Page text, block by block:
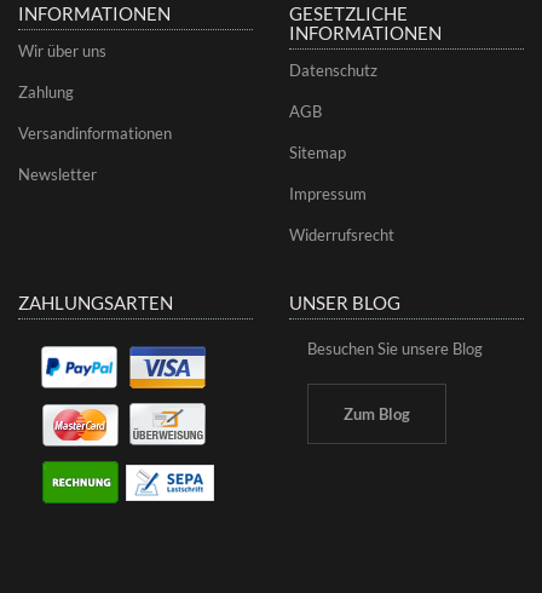
INFORMATIONEN
Wir über uns
Zahlung
Versandinformationen
Newsletter
GESETZLICHE
INFORMATIONEN
Datenschutz
AGB
Sitemap
Impressum
Widerrufsrecht
ZAHLUNGSARTEN UNSER BLOG
Besuchen Sie unsere Blog
Zum Blog